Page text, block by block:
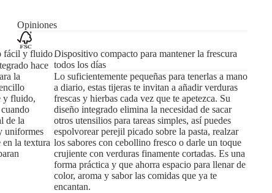
Opiniones
fácil y fluido
hace
la
y fluido,
de la
uniformes
en la textura
Dispositivo compacto para mantener la frescura
todos los días
Lo suficientemente pequeñas para tenerlas a mano
a diario, estas tijeras te invitan a añadir verduras
frescas y hierbas cada vez que te apetezca. Su
diseño integrado elimina la necesidad de sacar
otros utensilios para tareas simples, así puedes
espolvorear perejil picado sobre la pasta, realzar
los sabores con cebollino fresco o darle un toque
crujiente con verduras finamente cortadas. Es una
forma práctica y que ahorra espacio para llenar de
color, aroma y sabor las comidas que ya te
encantan.